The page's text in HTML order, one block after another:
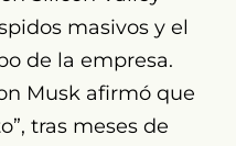
masivos y el
de la empresa.
Musk afirmó que
tras meses de